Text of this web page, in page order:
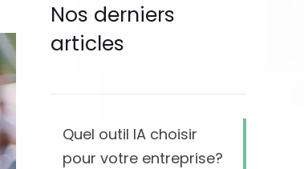
Nos derniers
articles
Quel outil IA choisir
pour votre entreprise?